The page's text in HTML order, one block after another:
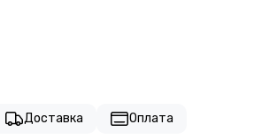
Доставка Оплата